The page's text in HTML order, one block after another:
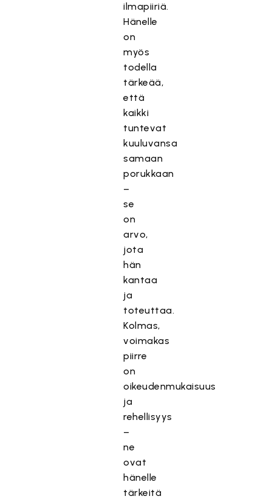
ilmapiiriä.
Hänelle
on
myös
todella
tärkeää,
että
kaikki
tuntevat
kuuluvansa
samaan
porukkaan
–
se
on
arvo,
jota
hän
kantaa
ja
toteuttaa.
Kolmas,
voimakas
piirre
on
oikeudenmukaisuus
ja
rehellisyys
–
ne
ovat
hänelle
tärkeitä